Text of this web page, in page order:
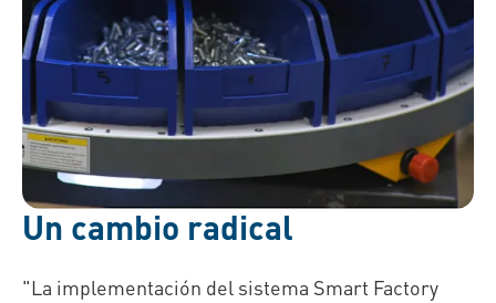
Un cambio radical
"La implementación del sistema Smart Factory